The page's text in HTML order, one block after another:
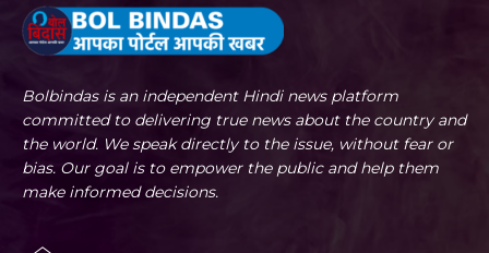
Bolbindas is an independent Hindi news platform
committed to delivering true news about the country and
the world. We speak directly to the issue, without fear or
bias. Our goal is to empower the public and help them
make informed decisions.